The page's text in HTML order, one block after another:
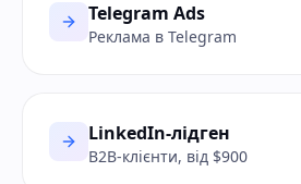
Telegram Ads
Реклама в Telegram
LinkedIn-лідген
B2B-клієнти, від $900